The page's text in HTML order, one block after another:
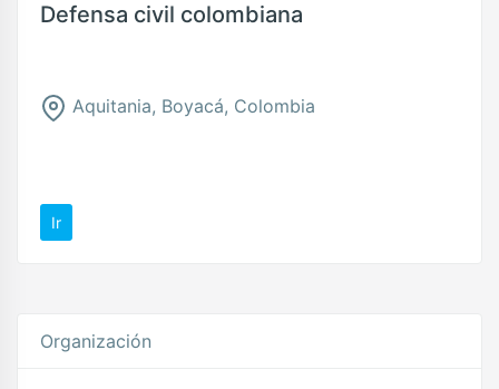
Defensa civil colombiana
Aquitania, Boyacá, Colombia
Ir
Organización